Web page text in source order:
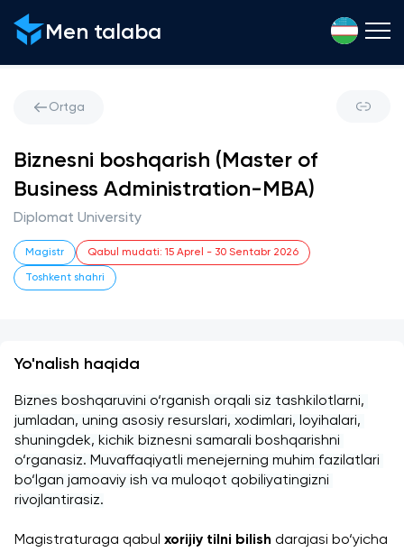
Men talaba
Ortga
Biznesni boshqarish (Master of
Business Administration-MBA)
Diplomat University
Magistr Qabul mudati: 15 Aprel - 30 Sentabr 2026
Toshkent shahri
Yo'nalish haqida
Biznes boshqaruvini o‘rganish orqali siz tashkilotlarni,
jumladan, uning asosiy resurslari, xodimlari, loyihalari,
shuningdek, kichik biznesni samarali boshqarishni
o‘rganasiz. Muvaffaqiyatli menejerning muhim fazilatlari
bo‘lgan jamoaviy ish va muloqot qobiliyatingizni
rivojlantirasiz.
Magistraturaga qabul xorijiy tilni bilish darajasi bo‘yicha